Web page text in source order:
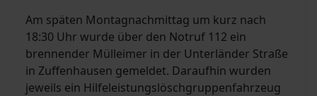
Am späten Montagnachmittag um kurz nach
18:30 Uhr wurde über den Notruf 112 ein
brennender Mülleimer in der Unterländer Straße
in Zuffenhausen gemeldet. Daraufhin wurden
jeweils ein Hilfeleistungslöschgruppenfahrzeug